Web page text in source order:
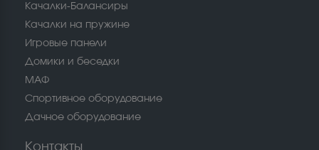
Качалки-Балансиры
Качалки на пружине
Игровые панели
Домики и беседки
МАФ
Спортивное оборудование
Дачное оборудование
Контакты